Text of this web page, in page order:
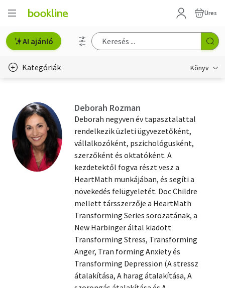
Üres
AI ajánló
Kategóriák Könyv
Erotika
Gyermek- és ifjúsági
Hobbi, szabadidő
Tankönyv, segédkönyv
Társadalomtudomány
Deborah Rozman
Deborah negyven év tapasztalattal
rendelkezik üzleti ügyvezetőként,
vállalkozóként, pszichológusként,
szerzőként és oktatóként. A
kezdetektől fogva részt vesz a
HeartMath munkájában, és segíti a
növekedés felügyeletét. Doc Childre
mellett társszerzője a HeartMath
Transforming Series sorozatának, a
New Harbinger által kiadott
Transforming Stress, Transforming
Anger, Tran forming Anxiety és
Transforming Depression (A stressz
átalakítása, A harag átalakítása, A